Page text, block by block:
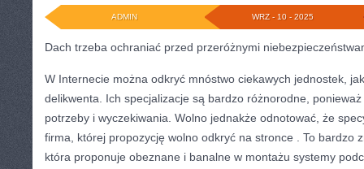
WRZ - 10 - 2025
ADMIN
Dach trzeba ochraniać przed przeróżnymi
W Internecie można odkryć mnóstwo ciekawych jednostek,
delikwenta. Ich specjalizacje są bardzo różnorodne,
potrzeby i wyczekiwania. Wolno jednakże odnotować, że
firma, której propozycję wolno odkryć na stronce
. To bardzo
która proponuje obeznane i banalne w montażu systemy